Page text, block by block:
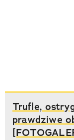
Trufle,
prawdziwe